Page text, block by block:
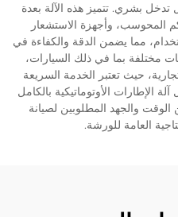
تدخل بشري. تتميز هذه الآلة بعدة
المحوسب، وأجهزة الاستشعار
مما يضمن الدقة والكفاءة في
مختلفة بما في ذلك السيارات،
حيث تعتبر الخدمة السريعة
الإطارات الأوتوماتيكية بالكامل
والجهد المطلوبين لصيانة
العامة للورشة.